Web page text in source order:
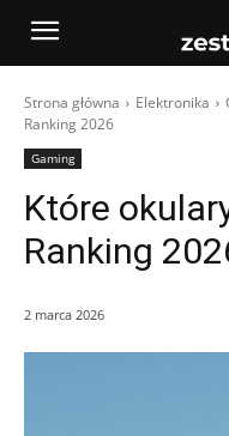
Strona główna Elektronika
Ranking 2026
Gaming
Które
Ranking
2 marca 2026